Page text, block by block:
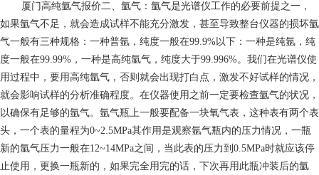
厦门高纯氩气报价二、氩气：氩气是光谱仪工作的必要前提之一，
如果氩气不足，就会造成试样不能充分激发，甚至导致整台仪器的损坏氩
气一般有三种规格：一种普氩，纯度一般在99.9%以下：一种是纯氩，纯
度一般在99.99%，一种是高纯氩气，纯度大于99.996%。我们在光谱仪使
用过程中，要用高纯氩气，否则就会出现打白点，激发不好试样的情况，
就会影响试样的分析准确程度。在仪器使用之前一定要检查氩气的状况，
以确保有足够的氩气。氩气瓶上一般要配备一块氧气表，这种表有两个表
头，一个表的量程为0~2.5MPa其作用是观察氩气瓶内的压力情况，一瓶
新的氩气压力一般在12~14MPa之间，当此表的压力到0.5MPa时就应该停
止使用，更换一瓶新的，如果完全用完的话，下次再用此瓶冲装后的氩